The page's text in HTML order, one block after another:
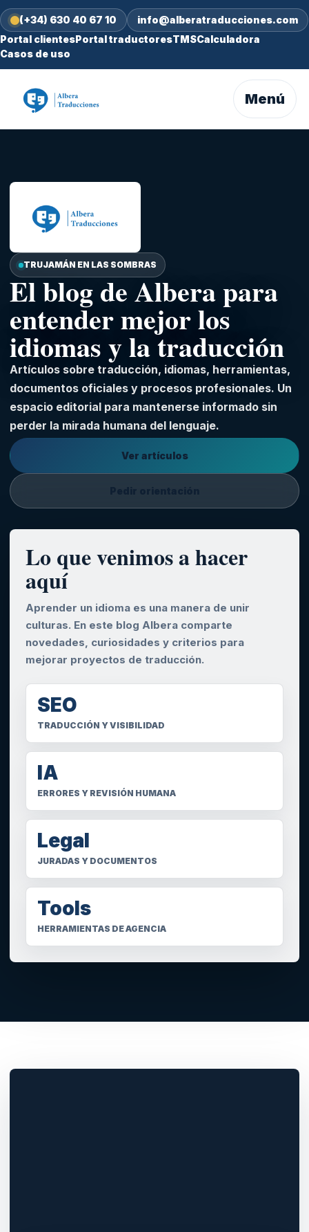
(+34) 630 40 67 10
info@alberatraducciones.com
Portal clientesPortal traductoresTMSCalculadora
Casos de uso
Menú
TRUJAMÁN EN LAS SOMBRAS
El blog de Albera para
entender mejor los
idiomas y la traducción
Artículos sobre traducción, idiomas, herramientas,
documentos oficiales y procesos profesionales. Un
espacio editorial para mantenerse informado sin
perder la mirada humana del lenguaje.
Ver artículos
Lo que venimos a hacer
aquí
Aprender un idioma es una manera de unir
culturas. En este blog Albera comparte
novedades, curiosidades y criterios para
mejorar proyectos de traducción.
SEO
TRADUCCIÓN Y VISIBILIDAD
IA
ERRORES Y REVISIÓN HUMANA
Legal
JURADAS Y DOCUMENTOS
Tools
HERRAMIENTAS DE AGENCIA